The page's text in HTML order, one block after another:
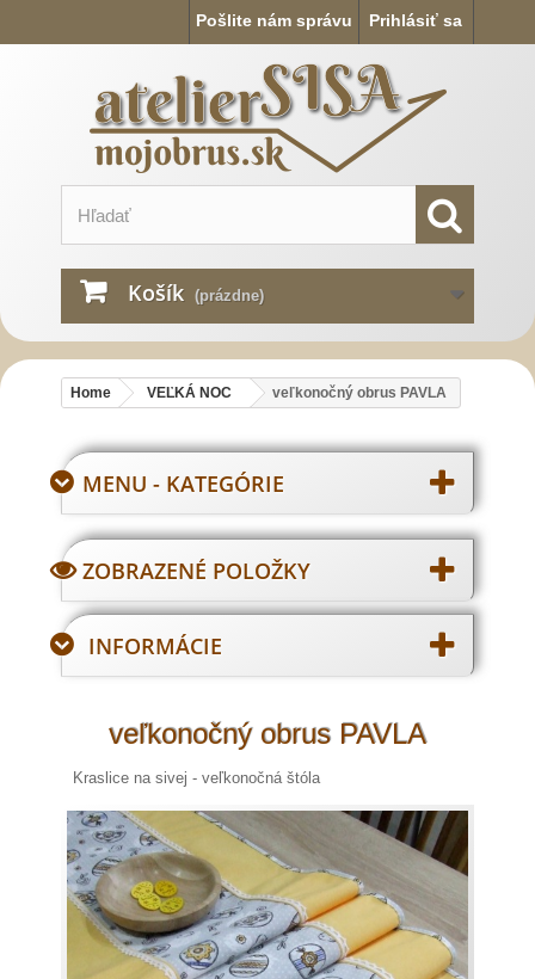
Prihlásiť sa
Pošlite nám správu
Košík (prázdne)
Home VEĽKÁ NOC veľkonočný obrus PAVLA
MENU - KATEGÓRIE
ZOBRAZENÉ POLOŽKY
INFORMÁCIE
veľkonočný obrus PAVLA
Kraslice na sivej - veľkonočná štóla